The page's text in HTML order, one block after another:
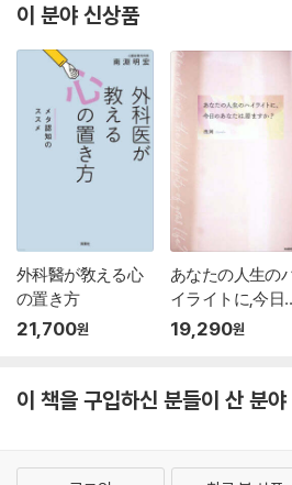
이 분야 신상품
外科醫が敎える心
の置き方
21,700원
あなたの人生の
イライトに,今日
あなた
19,290원
이 책을 구입하신 분들이 산 분야